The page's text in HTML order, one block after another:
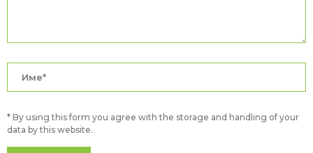
* By using this form you agree with the storage and handling of your
data by this website.